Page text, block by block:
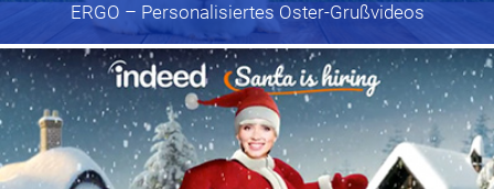
ERGO – Personalisiertes Oster-Grußvideos